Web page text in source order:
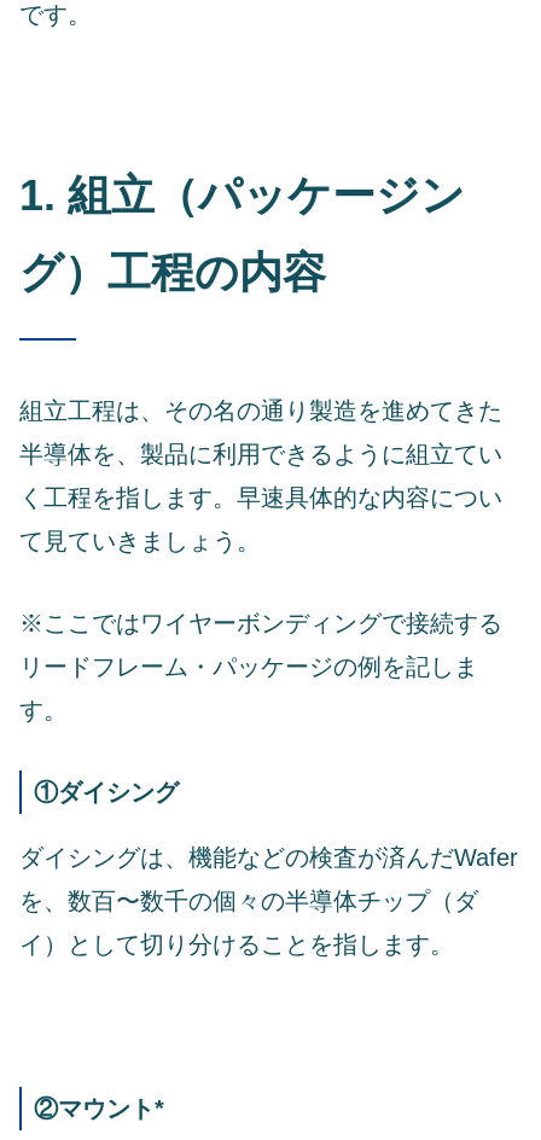
です。
1. 組立（パッケージン
グ）工程の内容
組立工程は、その名の通り製造を進めてきた
半導体を、製品に利用できるように組立てい
く工程を指します。早速具体的な内容につい
て見ていきましょう。
※ここではワイヤーボンディングで接続する
リードフレーム・パッケージの例を記しま
す。
①ダイシング
ダイシングは、機能などの検査が済んだWafer
を、数百〜数千の個々の半導体チップ（ダ
イ）として切り分けることを指します。
②マウント*